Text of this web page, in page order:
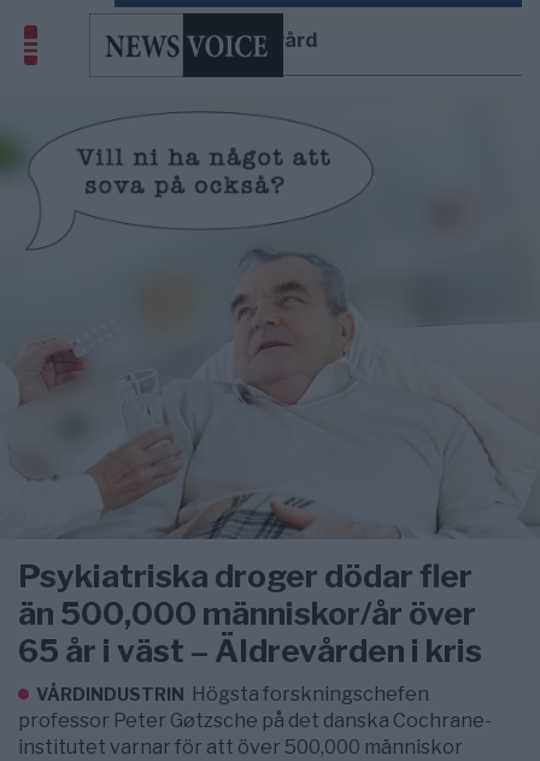
äldrevård
Psykiatriska droger dödar fler
än 500,000 människor/år över
65 år i väst – Äldrevården i kris
VÅRDINDUSTRIN Högsta forskningschefen
professor Peter Gøtzsche på det danska Cochrane-
institutet varnar för att över 500,000 människor